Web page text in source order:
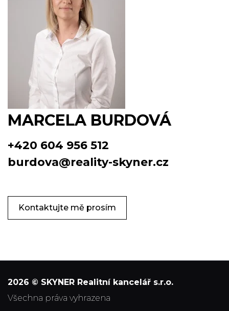
MARCELA BURDOVÁ
+420 604 956 512
burdova@reality-skyner.cz
Kontaktujte mě prosím
2026 © SKYNER Realitní kancelář s.r.o.
všechna práva vyhrazena